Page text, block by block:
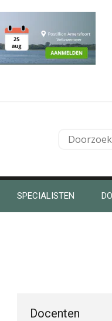
Doorzoek
SPECIALISTEN
Docenten